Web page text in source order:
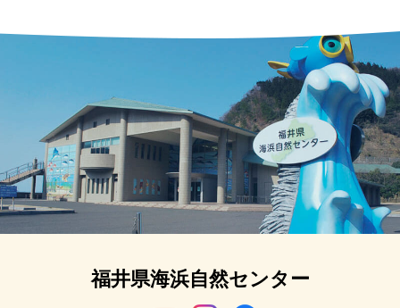
福井県海浜自然センター